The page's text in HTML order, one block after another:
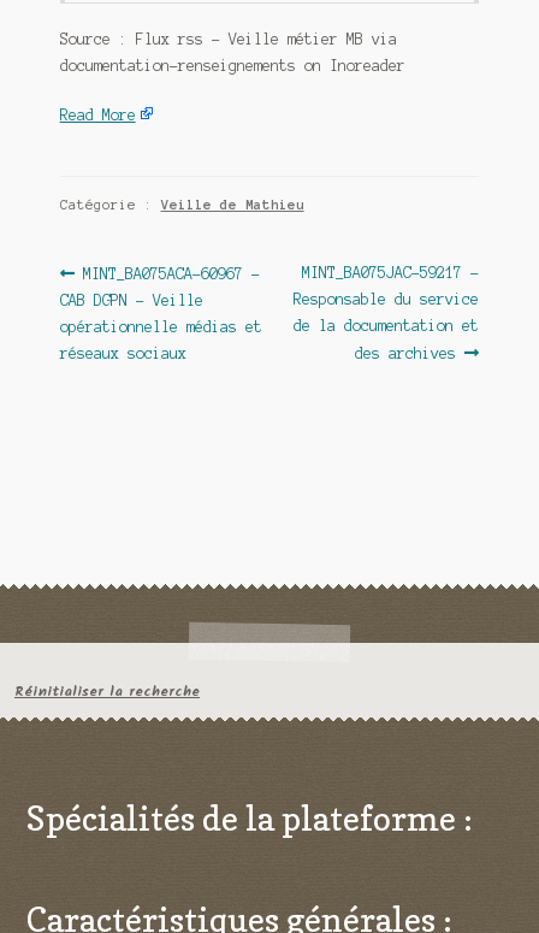
Source : Flux rss – Veille métier MB via
documentation-renseignements on Inoreader
Read More
Catégorie :Veille de Mathieu
Navigation
de
l’article
Article
précédent :
MINT_BA075ACA-60967 –
CAB DGPN – Veille
opérationnelle médias et
réseaux sociaux
Article
suivant :
MINT_BA075JAC-59217 –
Responsable du service
de la documentation et
des archives
Réinitialiser la recherche
Spécialités de la plateforme :
Caractéristiques générales :